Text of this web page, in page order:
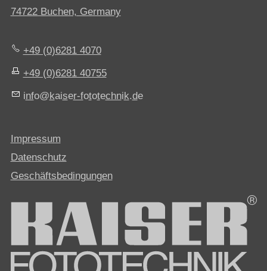
74722 Buchen, Germany
+49 (0)6281 4070
+49 (0)6281 40755
nf
k s r-f t t chn k d
Impressum
Datenschutz
Geschäftsbedingungen